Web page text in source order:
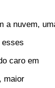
a nuvem,
esses
caro em
maior